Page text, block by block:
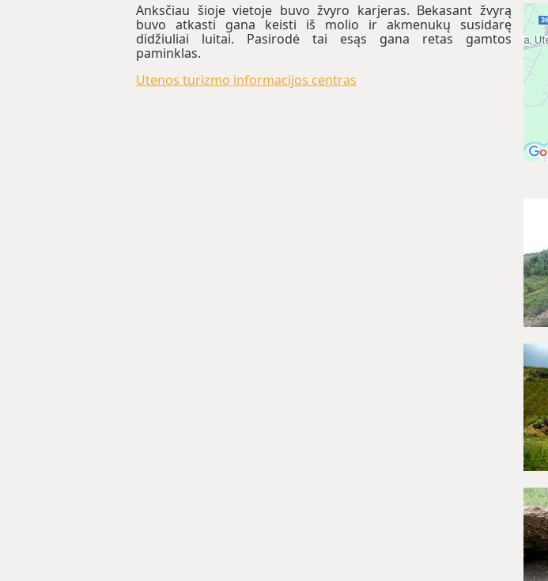
Anksčiau šioje vietoje buvo žvyro karjeras. Bekasant žvyrą
buvo atkasti gana keisti iš molio ir akmenukų susidarę
didžiuliai luitai. Pasirodė tai esąs gana retas gamtos
paminklas.
Utenos turizmo informacijos centras